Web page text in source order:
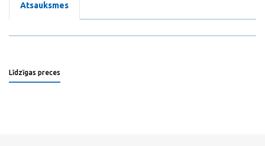
Atsauksmes
Līdzīgas preces